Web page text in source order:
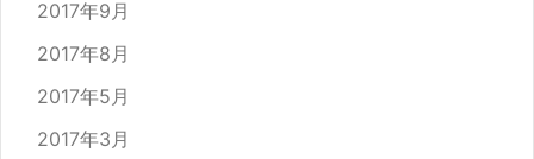
2017年9月
2017年8月
2017年5月
2017年3月